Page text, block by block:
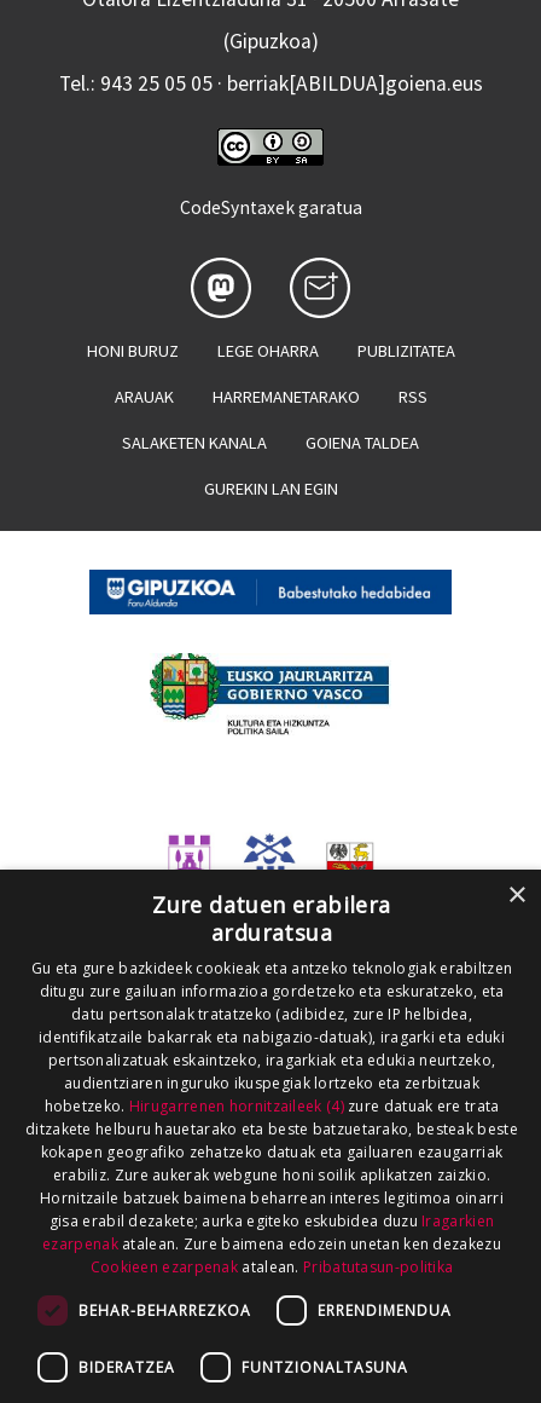
(Gipuzkoa)
Tel.: 943 25 05 05 · berriak[ABILDUA]goiena.eus
CodeSyntaxek garatua
HONI BURUZ LEGE OHARRA PUBLIZITATEA
ARAUAK HARREMANETARAKO RSS
SALAKETEN KANALA GOIENA TALDEA
GUREKIN LAN EGIN
×
Zure datuen erabilera
arduratsua
Gu eta gure bazkideek cookieak eta antzeko teknologiak erabiltzen
ditugu zure gailuan informazioa gordetzeko eta eskuratzeko, eta
datu pertsonalak tratatzeko (adibidez, zure IP helbidea,
identifikatzaile bakarrak eta nabigazio-datuak), iragarki eta eduki
pertsonalizatuak eskaintzeko, iragarkiak eta edukia neurtzeko,
audientziaren inguruko ikuspegiak lortzeko eta zerbitzuak
hobetzeko. Hirugarrenen hornitzaileek (4)zure datuak ere trata
ditzakete helburu hauetarako eta beste batzuetarako, besteak beste
kokapen geografiko zehatzeko datuak eta gailuaren ezaugarriak
erabiliz. Zure aukerak webgune honi soilik aplikatzen zaizkio.
Hornitzaile batzuek baimena beharrean interes legitimoa oinarri
gisa erabil dezakete; aurka egiteko eskubidea duzu Iragarkien
ezarpenakatalean. Zure baimena edozein unetan ken dezakezu
Cookieen ezarpenak atalean. Pribatutasun-politika
BEHAR-BEHARREZKOA ERRENDIMENDUA
BIDERATZEA FUNTZIONALTASUNA